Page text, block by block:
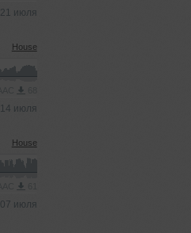
21 июля
House
14 июля
House
07 июля